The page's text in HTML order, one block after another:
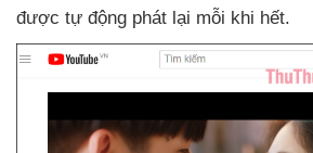
được tự động phát lại mỗi khi hết.